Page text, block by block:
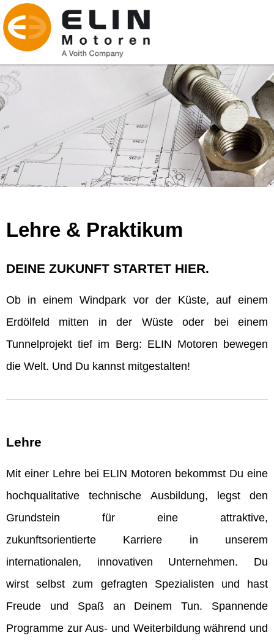
Lehre & Praktikum
DEINE ZUKUNFT STARTET HIER.
Ob in einem Windpark vor der Küste, auf einem
Erdölfeld mitten in der Wüste oder bei einem
Tunnelprojekt tief im Berg: ELIN Motoren bewegen
die Welt. Und Du kannst mitgestalten!
Lehre
Mit einer Lehre bei ELIN Motoren bekommst Du eine
hochqualitative technische Ausbildung, legst den
Grundstein für eine attraktive,
zukunftsorientierte Karriere in unserem
internationalen, innovativen Unternehmen. Du
wirst selbst zum gefragten Spezialisten und hast
Freude und Spaß an Deinem Tun. Spannende
Programme zur Aus- und Weiterbildung während und